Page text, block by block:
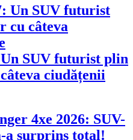
SUV futurist plin
ciudățenii